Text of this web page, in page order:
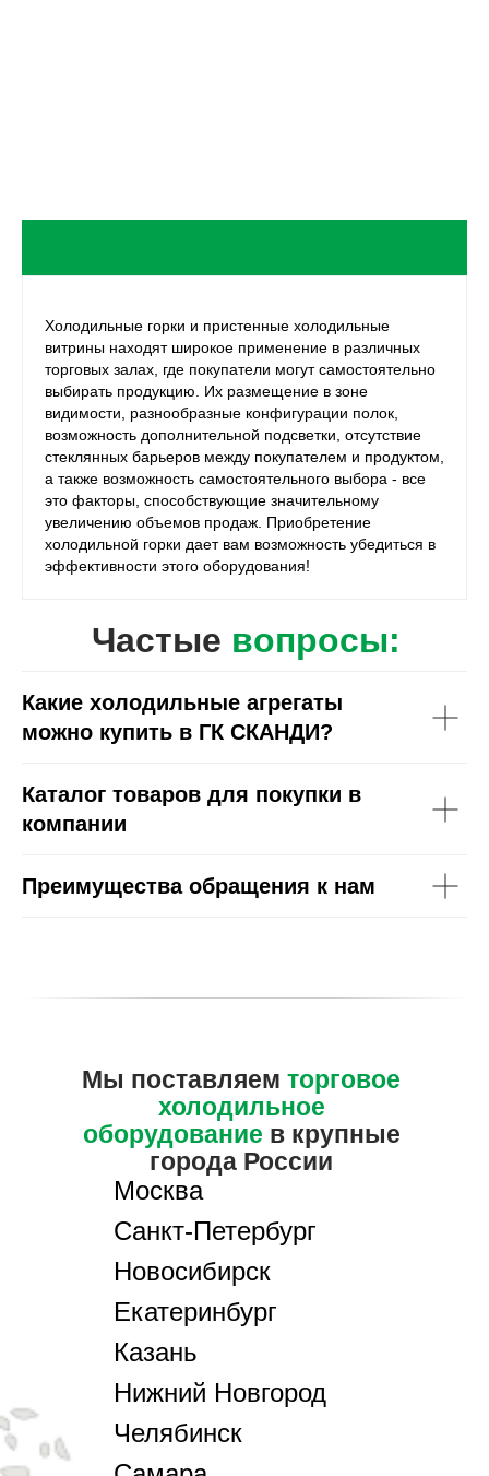
Холодильные горки и пристенные холодильные
витрины находят широкое применение в различных
торговых залах, где покупатели могут самостоятельно
выбирать продукцию. Их размещение в зоне
видимости, разнообразные конфигурации полок,
возможность дополнительной подсветки, отсутствие
стеклянных барьеров между покупателем и продуктом,
а также возможность самостоятельного выбора - все
это факторы, способствующие значительному
увеличению объемов продаж. Приобретение
холодильной горки дает вам возможность убедиться в
эффективности этого оборудования!
Частые вопросы:
Какие холодильные агрегаты
можно купить в ГК СКАНДИ?
Каталог товаров для покупки в
компании
Преимущества обращения к нам
Мы поставляем торговое
холодильное
оборудование в крупные
города России
Москва
Санкт-Петербург
Новосибирск
Екатеринбург
Казань
Нижний Новгород
Челябинск